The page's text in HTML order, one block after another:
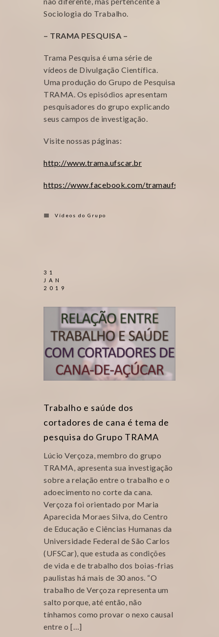
Sociologia do Trabalho.
– TRAMA PESQUISA –
Trama Pesquisa é uma série de
vídeos de Divulgação Científica.
Uma produção do Grupo de Pesquisa
TRAMA. Os episódios apresentam
pesquisadores do grupo explicando
seus campos de investigação.
Visite nossas páginas:
http://www.trama.ufscar.br
https://www.facebook.com/tramaufscar/
Vídeos do Grupo
31
JAN
2019
Trabalho e saúde dos
cortadores de cana é tema de
pesquisa do Grupo TRAMA
Lúcio Verçoza, membro do grupo
TRAMA, apresenta sua investigação
sobre a relação entre o trabalho e o
adoecimento no corte da cana.
Verçoza foi orientado por Maria
Aparecida Moraes Silva, do Centro
de Educação e Ciências Humanas da
Universidade Federal de São Carlos
(UFSCar), que estuda as condições
de vida e de trabalho dos boias-frias
paulistas há mais de 30 anos. “O
trabalho de Verçoza representa um
salto porque, até então, não
tínhamos como provar o nexo causal
entre o […]